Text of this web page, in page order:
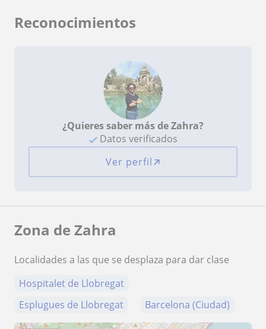
Reconocimientos
¿Quieres saber más de Zahra?
Datos verificados
Ver perfil
Zona de Zahra
Localidades a las que se desplaza para dar clase
Hospitalet de Llobregat
Esplugues de Llobregat
Barcelona (Ciudad)